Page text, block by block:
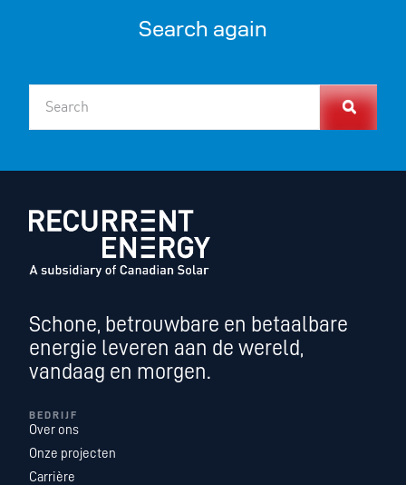
Search again
Schone, betrouwbare en betaalbare
energie leveren aan de wereld,
vandaag en morgen.
BEDRIJF
Over ons
Onze projecten
Carrière